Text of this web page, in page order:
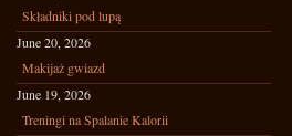
Składniki pod lupą
June 20, 2026
Makijaż gwiazd
June 19, 2026
Treningi na Spalanie Kalorii